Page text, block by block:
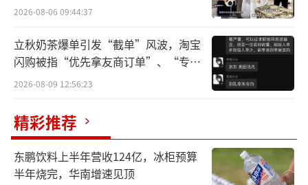
根据个人肤质问题给出针对性的护肤意见
让解勇的店越做越红火，解勇果断成立自己的
品牌，并将所有门店更改为“植物医生”。
2015年，解勇提出了“高山植物，纯净美
肌”的理念，借着“从天然植物中提取精华成
分”噱头，主打天然养肤概念深得女性消费者
认可，成为了国内知名化妆品品牌。
2026-08-06 09:44:37
立秋奶茶爆单引发“截单”风波，淘宝
闪购被指“优先拿友商订单”、“专挑
贵的拿”
2026-08-09 12:56:23
精彩推荐
东鹏饮料上半年营收124亿，冰柜预算
半年烧完，华南增速见顶